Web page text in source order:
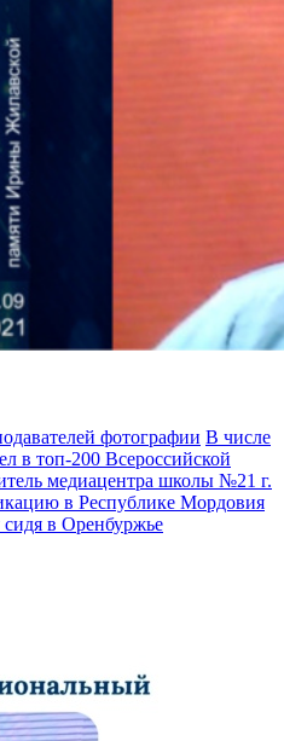
фотографии В числе
в топ-200 Всероссийской
медиацентра школы №21 г.
в Республике Мордовия
в Оренбуржье